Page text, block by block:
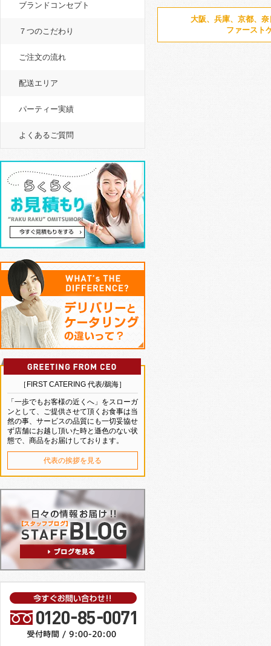
大阪、兵庫、京都、
ファースト
ブランドコンセプト
７つのこだわり
ご注文の流れ
配送エリア
パーティー実績
よくあるご質問
［FIRST CATERING 代表/鵜海］
「一歩でもお客様の近くへ」をスローガ
ンとして、ご提供させて頂くお食事は当
然の事、サービスの品質にも一切妥協せ
ず店舗にお越し頂いた時と遜色のない状
態で、商品をお届けしております。
代表の挨拶を見る